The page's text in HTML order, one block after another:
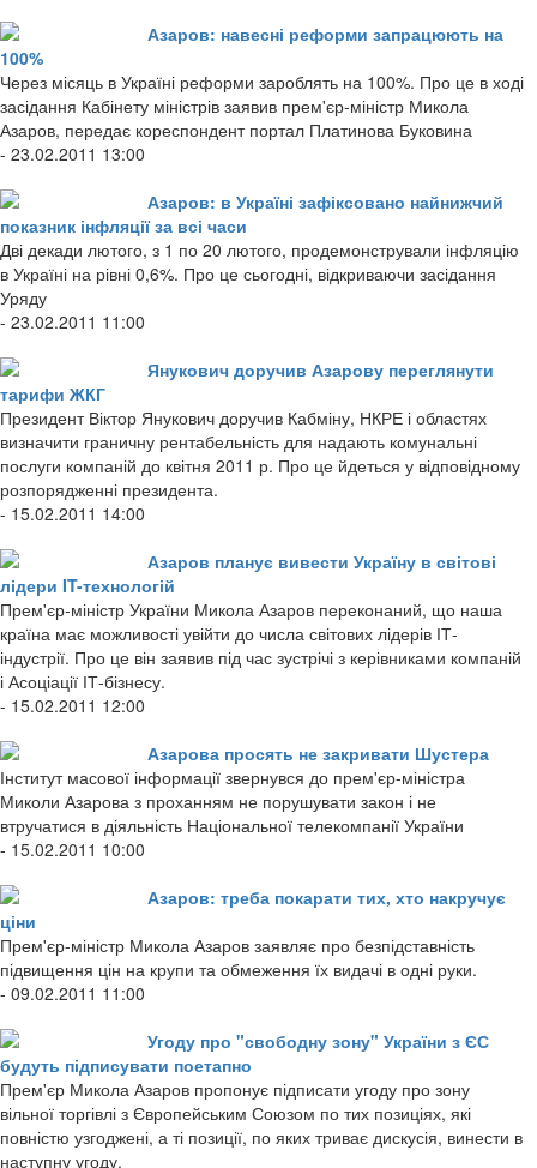
Азаров: навесні реформи запрацюють на
100%
Через місяць в Україні реформи зароблять на 100%. Про це в ході
засідання Кабінету міністрів заявив прем'єр-міністр Микола
Азаров, передає кореспондент портал Платинова Буковина
- 23.02.2011 13:00
Азаров: в Україні зафіксовано найнижчий
показник інфляції за всі часи
Дві декади лютого, з 1 по 20 лютого, продемонстрували інфляцію
в Україні на рівні 0,6%. Про це сьогодні, відкриваючи засідання
Уряду
- 23.02.2011 11:00
Янукович доручив Азарову переглянути
тарифи ЖКГ
Президент Віктор Янукович доручив Кабміну, НКРЕ і областях
визначити граничну рентабельність для надають комунальні
послуги компаній до квітня 2011 р. Про це йдеться у відповідному
розпорядженні президента.
- 15.02.2011 14:00
Азаров планує вивести Україну в світові
лідери IT-технологій
Прем'єр-міністр України Микола Азаров переконаний, що наша
країна має можливості увійти до числа світових лідерів ІТ-
індустрії. Про це він заявив під час зустрічі з керівниками компаній
і Асоціації ІТ-бізнесу.
- 15.02.2011 12:00
Азарова просять не закривати Шустера
Інститут масової інформації звернувся до прем'єр-міністра
Миколи Азарова з проханням не порушувати закон і не
втручатися в діяльність Національної телекомпанії України
- 15.02.2011 10:00
Азаров: треба покарати тих, хто накручує
ціни
Прем'єр-міністр Микола Азаров заявляє про безпідставність
підвищення цін на крупи та обмеження їх видачі в одні руки.
- 09.02.2011 11:00
Угоду про "свободну зону" України з ЄС
будуть підписувати поетапно
Прем'єр Микола Азаров пропонує підписати угоду про зону
вільної торгівлі з Європейським Союзом по тих позиціях, які
повністю узгоджені, а ті позиції, по яких триває дискусія, винести в
наступну угоду.